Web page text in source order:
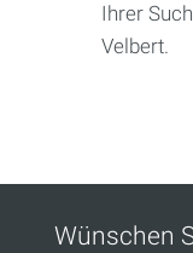
Ihrer
Velbert.
Wünschen